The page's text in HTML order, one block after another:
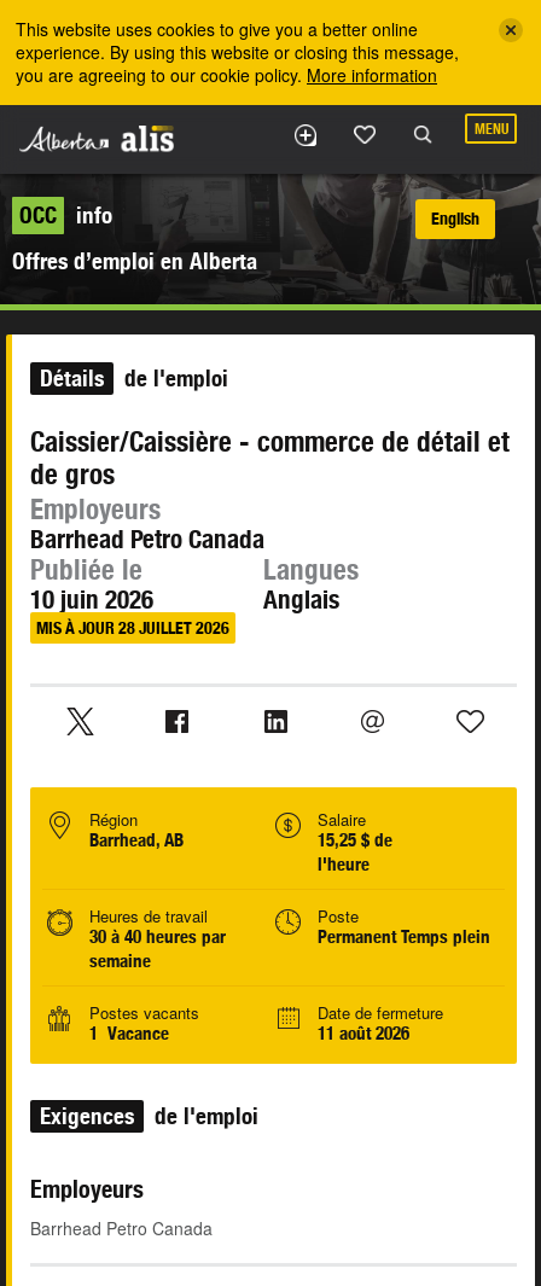
This website uses cookies to give you a better online
experience. By using this website or closing this message,
you are agreeing to our cookie policy. More information
MENU
OCC
info
Offres d’emploi en Alberta
English
Détails de l'emploi
Caissier/Caissière - commerce de détail et
de gros
Employeurs
Barrhead Petro Canada
Publiée le
10 juin 2026
MIS À JOUR 28 JUILLET 2026
Langues
Anglais
Région
Barrhead, AB
Salaire
15,25 $ de
l'heure
Heures de travail
30 à 40 heures par
semaine
Poste
Permanent Temps plein
Postes vacants
1 Vacance
Date de fermeture
11 août 2026
Exigences de l'emploi
Employeurs
Barrhead Petro Canada